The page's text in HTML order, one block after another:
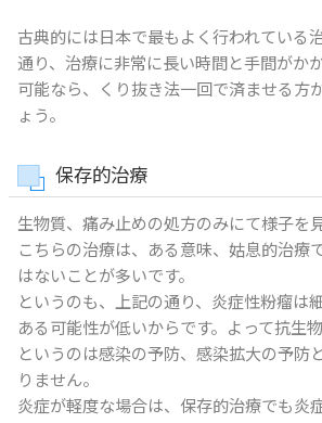
古典的には日本で最もよく行われている
通り、治療に非常に長い時間と手間がかか
可能なら、くり抜き法一回で済ませる方
ょう。
保存的治療
生物質、痛み止めの処方のみにて様子を
こちらの治療は、ある意味、姑息的治療
はないことが多いです。
というのも、上記の通り、炎症性粉瘤は
ある可能性が低いからです。よって抗生
というのは感染の予防、感染拡大の予防
りません。
炎症が軽度な場合は、保存的治療でも炎